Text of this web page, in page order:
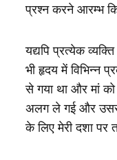
प्रश्न करने आरम्भ
यद्यपि प्रत्येक
भी हृदय में विभिन्न
से गया था और मां को
अलग ले गई और उससे
के लिए मेरी दशा पर